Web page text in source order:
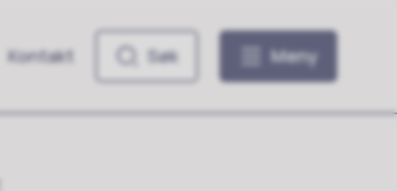
Kontakt Søk Meny